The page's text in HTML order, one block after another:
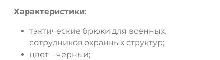
Характеристики:
тактические брюки для военных,
сотрудников охранных структур;
цвет – черный;